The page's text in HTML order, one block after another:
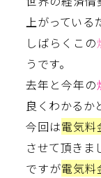
上がっている
しばらくこの
うです。
去年と今年の
良くわかるか
今回は電気料
させて頂きま
ですが電気料